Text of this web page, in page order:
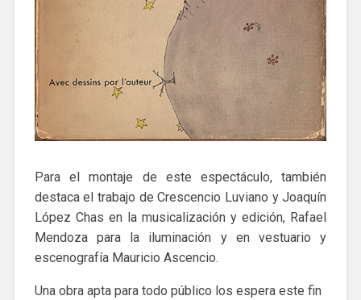
Para el montaje de este espectáculo, también
destaca el trabajo de Crescencio Luviano y Joaquín
López Chas en la musicalización y edición, Rafael
Mendoza para la iluminación y en vestuario y
escenografía Mauricio Ascencio.
Una obra apta para todo público los espera este fin